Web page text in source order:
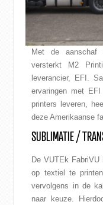
Met de
versterkt M2
leverancier, EFI.
ervaringen met
printers leveren,
deze Amerikaanse
SUBLIMATIE /
De VUTEk
op textiel te
vervolgens in de
naar keuze.